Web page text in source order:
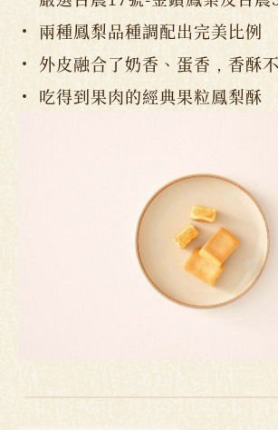
兩種鳳梨品種調配出完美比例
外皮融合了奶香、蛋香，香酥
吃得到果肉的經典果粒鳳梨酥